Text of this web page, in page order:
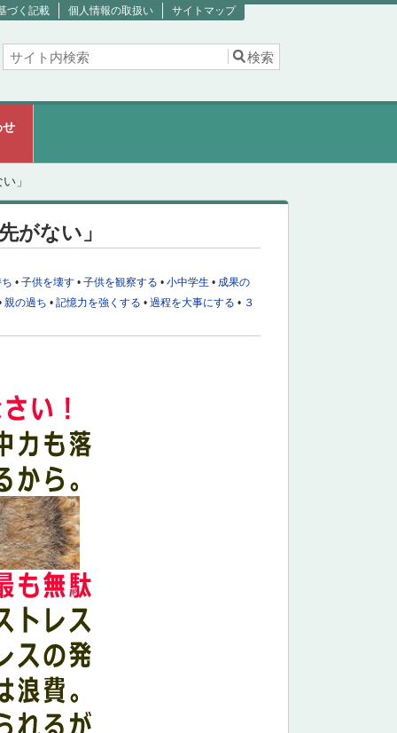
サイトマップ
個人情報の取扱い
づく記載
せ
」
がない」
•子供を壊す •子供を観察する •小中学生 • 成果の
親の過ち •記憶力を強くする •過程を大事にする • ３